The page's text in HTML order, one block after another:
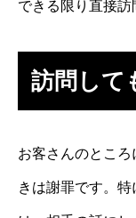
できる限り直接訪
訪問して
お客さんのとこ
きは謝罪です。